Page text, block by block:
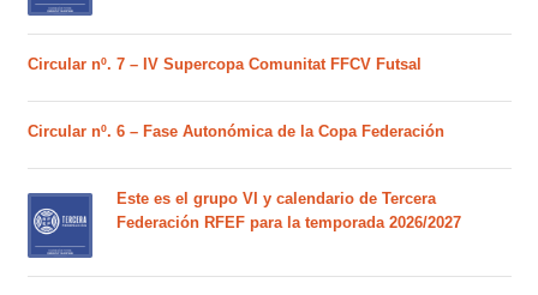
Circular nº. 7 – IV Supercopa Comunitat FFCV Futsal
Circular nº. 6 – Fase Autonómica de la Copa Federación
Este es el grupo VI y calendario de Tercera
Federación RFEF para la temporada 2026/2027